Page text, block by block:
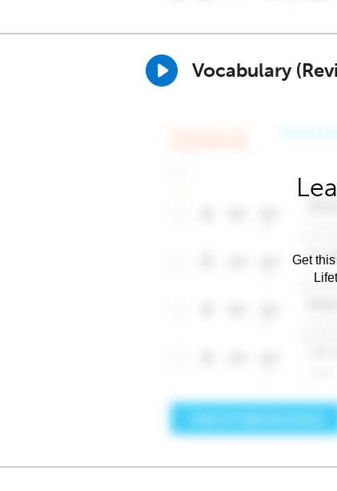
Vocabulary
Get